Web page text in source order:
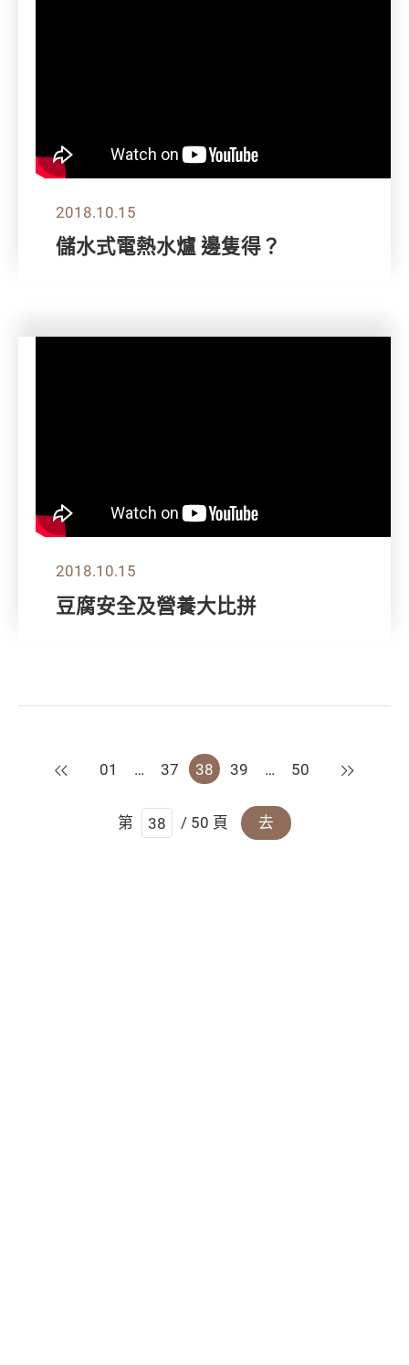
2018.10.15
儲水式電熱水爐 邊隻得？
2018.10.15
豆腐安全及營養大比拼
上一頁
01 … 37 38 39 … 50 下一頁
第 / 50 頁 去